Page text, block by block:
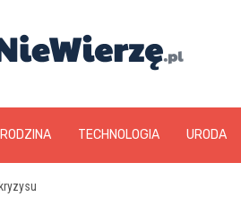
RODZINA TECHNOLOGIA URODA